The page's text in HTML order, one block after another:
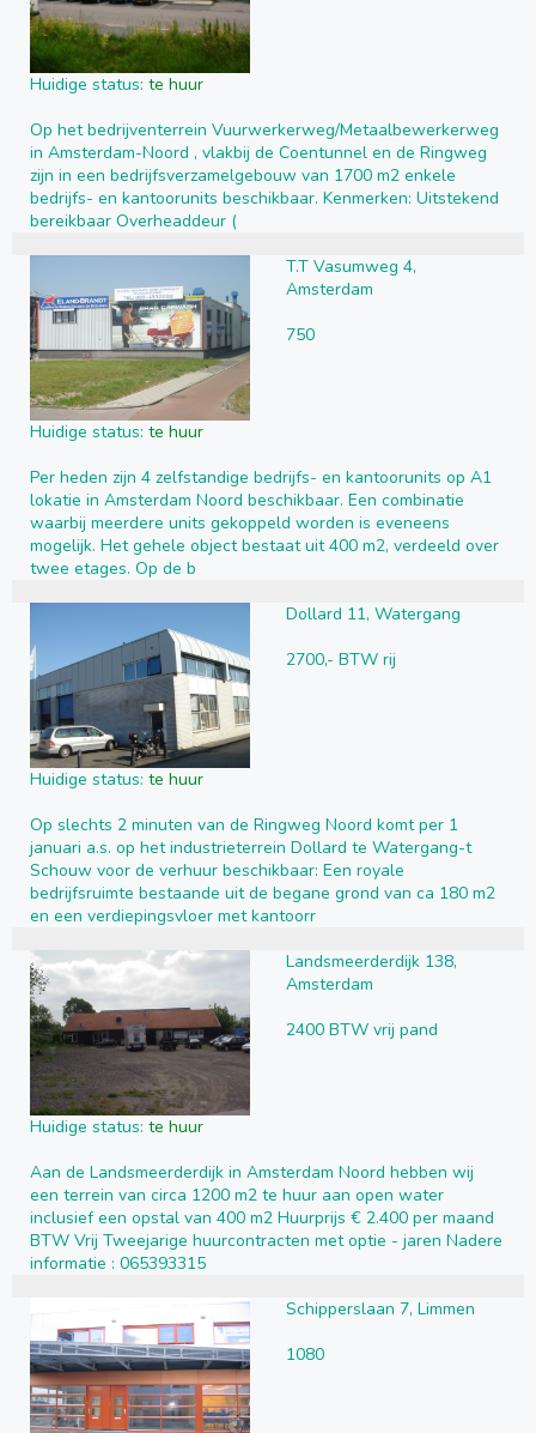
Huidige status: te huur
Op het bedrijventerrein Vuurwerkerweg/Metaalbewerkerweg
in Amsterdam-Noord , vlakbij de Coentunnel en de Ringweg
zijn in een bedrijfsverzamelgebouw van 1700 m2 enkele
bedrijfs- en kantoorunits beschikbaar. Kenmerken: Uitstekend
bereikbaar Overheaddeur (
T.T Vasumweg 4,
Amsterdam
750
Huidige status: te huur
Per heden zijn 4 zelfstandige bedrijfs- en kantoorunits op A1
lokatie in Amsterdam Noord beschikbaar. Een combinatie
waarbij meerdere units gekoppeld worden is eveneens
mogelijk. Het gehele object bestaat uit 400 m2, verdeeld over
twee etages. Op de b
Dollard 11, Watergang
2700,- BTW rij
Huidige status: te huur
Op slechts 2 minuten van de Ringweg Noord komt per 1
januari a.s. op het industrieterrein Dollard te Watergang-t
Schouw voor de verhuur beschikbaar: Een royale
bedrijfsruimte bestaande uit de begane grond van ca 180 m2
en een verdiepingsvloer met kantoorr
Landsmeerderdijk 138,
Amsterdam
2400 BTW vrij pand
Huidige status: te huur
Aan de Landsmeerderdijk in Amsterdam Noord hebben wij
een terrein van circa 1200 m2 te huur aan open water
inclusief een opstal van 400 m2 Huurprijs € 2.400 per maand
BTW Vrij Tweejarige huurcontracten met optie - jaren Nadere
informatie : 065393315
Schipperslaan 7, Limmen
1080